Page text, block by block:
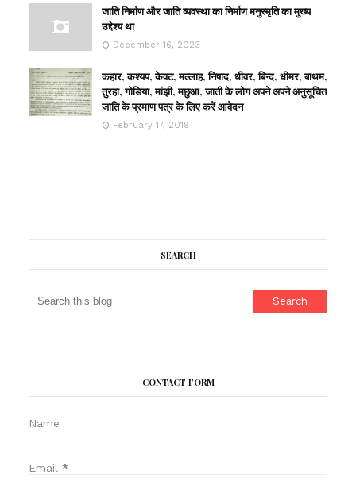
जाति निर्माण और जाति व्यवस्था का निर्माण मनुस्मृति का मुख्य
उद्देश्य था
December 16, 2023
कहार, कश्यप, केवट, मल्लाह, निषाद, धीवर, बिन्द, धीमर, बाथम,
तुरहा, गोडिया, मांझी, मछुआ, जाती के लोग अपने अपने अनुसूचित
जाति के प्रमाण पत्र के लिए करें आवेदन
February 17, 2019
SEARCH
CONTACT FORM
Name
Email *